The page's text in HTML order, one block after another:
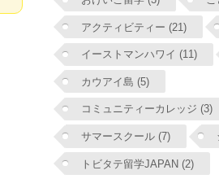
アクティビティー (21)
イーストマンハワイ (11)
カウアイ島 (5)
コミュニティーカレッジ (3)
サマースクール (7)
トビタテ留学JAPAN (2)